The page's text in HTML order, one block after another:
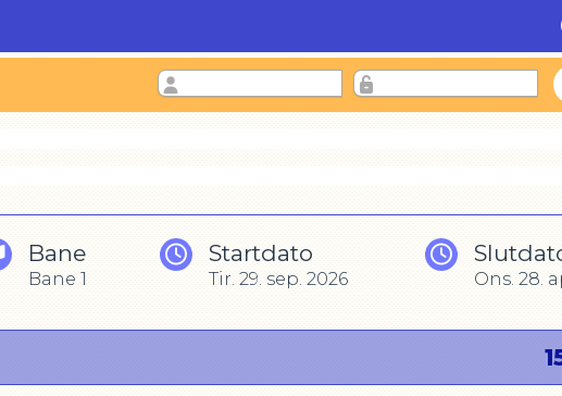
Bane
Bane 1
Startdato
Tir. 29. sep. 2026 Ons. 28.